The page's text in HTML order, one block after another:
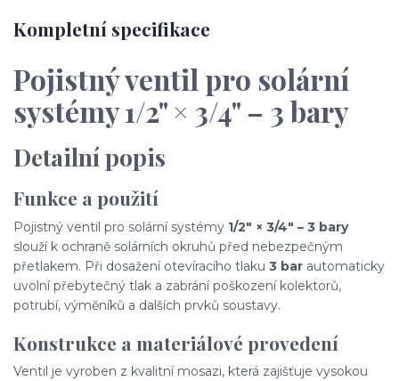
Kompletní specifikace
Pojistný ventil pro solární
systémy 1/2" × 3/4" – 3 bary
Detailní popis
Funkce a použití
Pojistný ventil pro solární systémy 1/2" × 3/4" – 3 bary
slouží k ochraně solárních okruhů před nebezpečným
přetlakem. Při dosažení otevíracího tlaku 3 bar automaticky
uvolní přebytečný tlak a zabrání poškození kolektorů,
potrubí, výměníků a dalších prvků soustavy.
Konstrukce a materiálové provedení
Ventil je vyroben z kvalitní mosazi, která zajišťuje vysokou